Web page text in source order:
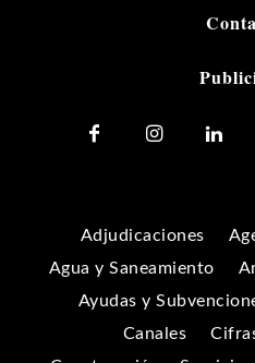
Adjudicaciones
Agua y Saneamiento
Ayudas y
Canales